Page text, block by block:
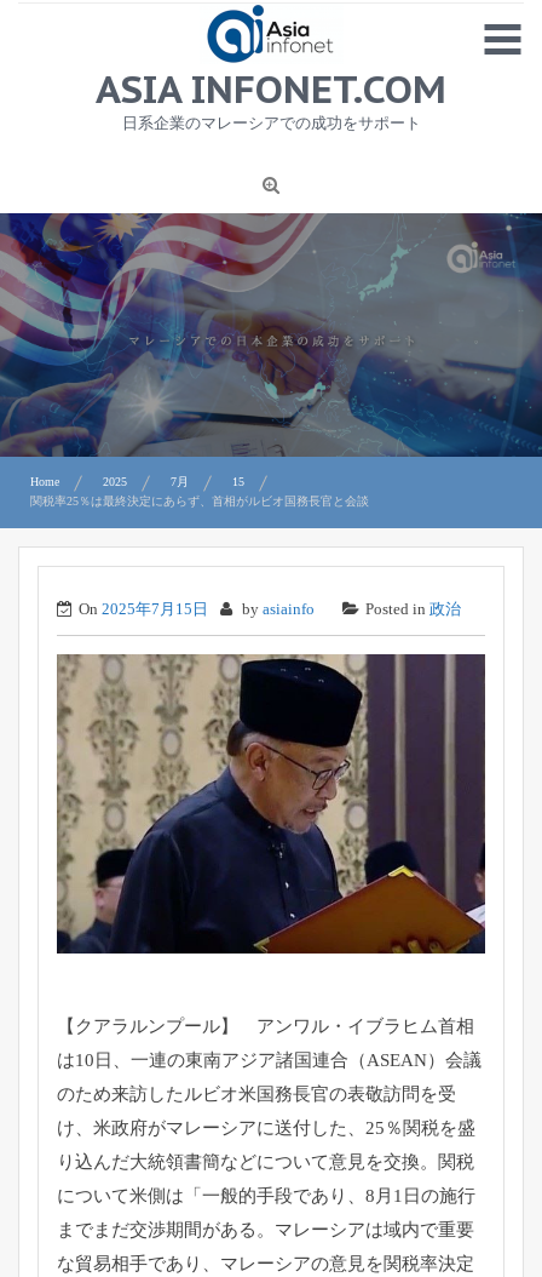
MENU
1
ニュース
労務サービス
プライバシーポリシー及び著作権について
お問合せ
ASIA INFONET.COM
日系企業のマレーシアでの成功をサポート
Home 2025 7月
15
関税率25％は最終決定にあらず、首相がルビオ国務長官と会談
On 2025年7月15日 by asiainfo Posted in 政治
【クアラルンプール】 アンワル・イブラヒム首相
は10日、一連の東南アジア諸国連合（ASEAN） 会議
のため来訪したルビオ米国務長官の表敬訪問を受
け、 米政府がマレーシアに送付した、25％関税を盛
り込んだ大統領書簡などについて意見を交換。 関税
について米側は「一般的手段であり、 8月1日の施行
までまだ交渉期間がある。 マレーシアは域内で重要
な貿易相手であり、 マレーシアの意見を関税率決定